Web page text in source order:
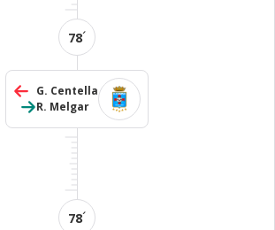
78´
G. Centella
R. Melgar
78´